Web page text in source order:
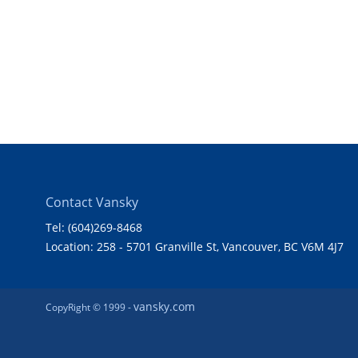
Contact Vansky
Tel: (604)269-8468
Location: 258 - 5701 Granville St, Vancouver, BC V6M 4J7
CopyRight © 1999 -vansky.com